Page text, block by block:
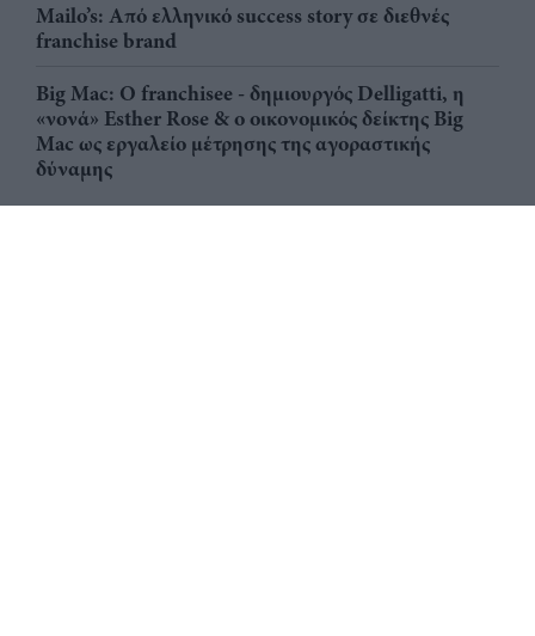
Mailo’s: Από ελληνικό success story σε διεθνές
franchise brand
Big Mac: Ο franchisee - δημιουργός Delligatti, η
«νονά» Esther Rose & ο οικονομικός δείκτης Big
Mac ως εργαλείο μέτρησης της αγοραστικής
δύναμης